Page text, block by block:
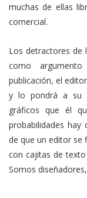
muchas de ellas
comercial.
Los detractores de
como
publicación, el
y lo pondrá a su
gráficos que él
probabilidades hay
de que un editor se
con cajitas de
Somos